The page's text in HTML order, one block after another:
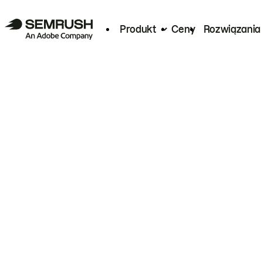
Produkt Ceny Rozwiązania